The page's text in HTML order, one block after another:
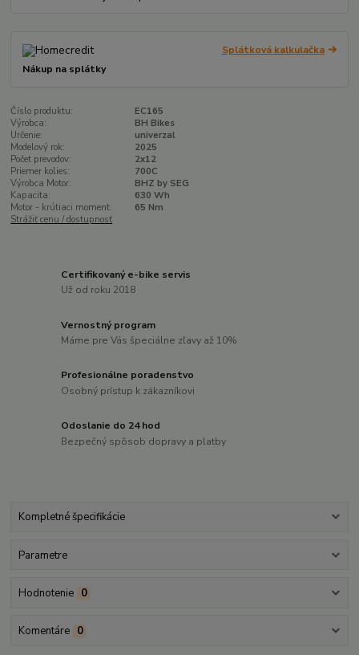
Splátková kalkulačka
Nákup na splátky
Číslo produktu:
EC165
Výrobca:
BH Bikes
Určenie:
univerzal
Modelový rok:
2025
Počet prevodov:
2x12
Priemer kolies:
700C
Výrobca Motor:
BHZ by SEG
Kapacita:
630 Wh
Motor - krútiaci moment:
65 Nm
Strážiť cenu / dostupnosť
Certifikovaný e-bike servis
Už od roku 2018
Vernostný program
Máme pre Vás špeciálne zľavy až 10%
Profesionálne poradenstvo
Osobný prístup k zákazníkovi
Odoslanie do 24 hod
Bezpečný spôsob dopravy a platby
Kompletné špecifikácie
Parametre
Hodnotenie 0
Komentáre 0